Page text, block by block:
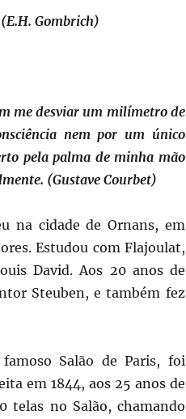
Gombrich)
me desviar um milímetro de
nem por um único
pela palma de minha mão
(Gustave Courbet)
na cidade de Ornans, em
Estudou com Flajoulat,
David. Aos 20 anos de
Steuben, e também fez
Salão de Paris, foi
em 1844, aos 25 anos de
telas no Salão, chamando